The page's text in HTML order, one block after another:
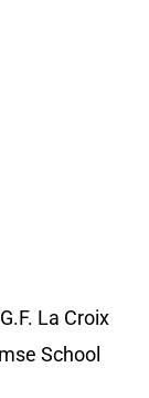
La Croix
School